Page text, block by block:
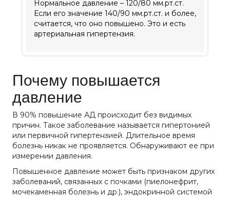
Нормальное давление – 120/80 мм.рт.ст.
Если его значение 140/90 мм.рт.ст. и более,
считается, что оно повышено. Это и есть
артериальная гипертензия.
Почему повышается
давление
В 90% повышение АД происходит без видимых
причин. Такое заболевание называется гипертонией
или первичной гипертензией. Длительное время
болезнь никак не проявляется. Обнаруживают ее при
измерении давления.
Повышенное давление может быть признаком других
заболеваний, связанных с почками (пиелонефрит,
мочекаменная болезнь и др.), эндокринной системой